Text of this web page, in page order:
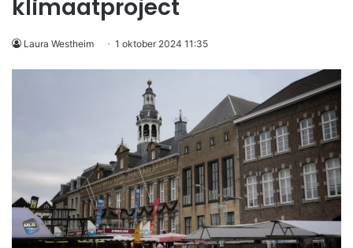
klimaatproject
Laura Westheim 1 oktober 2024 11:35